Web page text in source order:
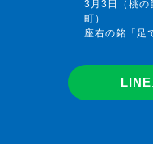
3月3日（桃の
町）
座右の銘「足
LINE